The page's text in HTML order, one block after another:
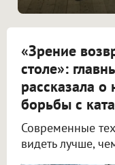
«Зрение
столе»:
рассказала
борьбы с
Современные
видеть лучше,